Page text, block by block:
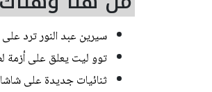
سيرين عبد النور ترد على
توو ليت يعلق على أزمة
ثنائيات جديدة على